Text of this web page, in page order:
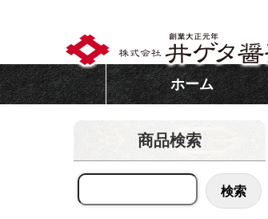
ホーム
商品検索
検索